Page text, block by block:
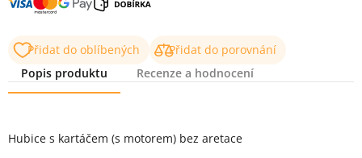
Přidat do oblíbených
Přidat do porovnání
Popis produktu
Recenze a hodnocení
Hubice s kartáčem (s motorem) bez aretace